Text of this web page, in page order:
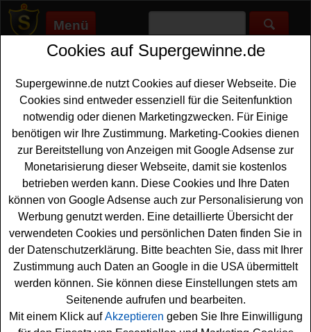
Menü
Supergewinne.de>Gewinnspiele>Sonstige Gewinnspiele
Anzeige:
Anzeige:
Diska Gewinnspiel - Dolce Vita
Genießerpaket gewinnen
Ein kostenloses Diska Gewinnspiel für alle, die gern ein
tolles Genießerpaket gewinnen möchten. Träumen Sie
von La dolce vita? Diska veranstaltet ein attraktives
Gewinnspiel, bei dem Sie ein exklusives Genusspaket
gewinnen können. Der Hauptgewinn ist ein
Genießerpaket mit einerFlascheSarti und einem 100
Euro EDEKA App-Einkaufsgutschein. Mit diesem
Gutschein können Sie sich Ihre persönlichen La dolce
Cookies auf Supergewinne.de
Supergewinne.de nutzt Cookies auf dieser Webseite. Die
Cookies sind entweder essenziell für die Seitenfunktion
notwendig oder dienen Marketingzwecken. Für Einige
benötigen wir Ihre Zustimmung. Marketing-Cookies dienen
zur Bereitstellung von Anzeigen mit Google Adsense zur
Monetarisierung dieser Webseite, damit sie kostenlos
betrieben werden kann. Diese Cookies und Ihre Daten
können von Google Adsense auch zur Personalisierung von
Werbung genutzt werden. Eine detaillierte Übersicht der
verwendeten Cookies und persönlichen Daten finden Sie in
der Datenschutzerklärung. Bitte beachten Sie, dass mit Ihrer
Zustimmung auch Daten an Google in die USA übermittelt
werden können. Sie können diese Einstellungen stets am
Seitenende aufrufen und bearbeiten.
Mit einem Klick aufAkzeptieren geben Sie Ihre Einwilligung